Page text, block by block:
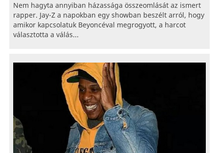
Nem hagyta annyiban házassága összeomlását az ismert
rapper. Jay-Z a napokban egy showban beszélt arról, hogy
amikor kapcsolatuk Beyoncéval megrogyott, a harcot
választotta a válás...